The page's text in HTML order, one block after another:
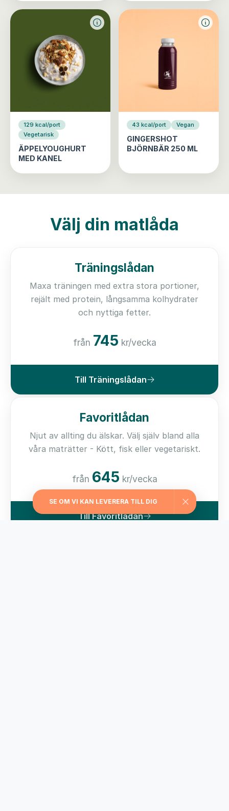
129 kcal/port
Vegetarisk
ÄPPELYOUGHURT
MED KANEL
43 kcal/port Vegan
GINGERSHOT
BJÖRNBÄR 250 ML
Välj din matlåda
Träningslådan
Maxa träningen med extra stora portioner,
rejält med protein, långsamma kolhydrater
och nyttiga fetter.
från 745 kr/vecka
Till Träningslådan
Favoritlådan
Njut av allting du älskar. Välj själv bland alla
våra maträtter - Kött, fisk eller vegetariskt.
från 645 kr/vecka
Till Favoritlådan
SE OM VI KAN LEVERERA TILL DIG